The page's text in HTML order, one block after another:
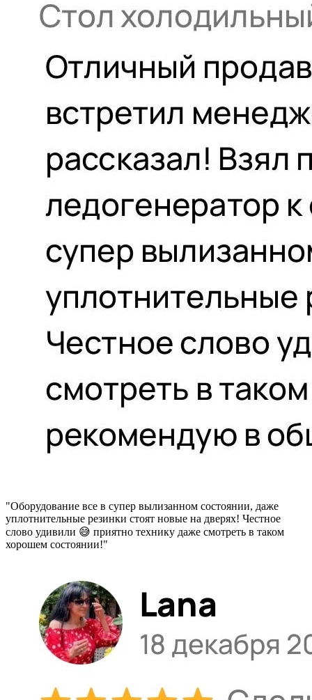
"Оборудование все в супер вылизанном состоянии, даже
уплотнительные резинки стоят новые на дверях! Честное
слово удивили 😅 приятно технику даже смотреть в таком
хорошем состоянии!"